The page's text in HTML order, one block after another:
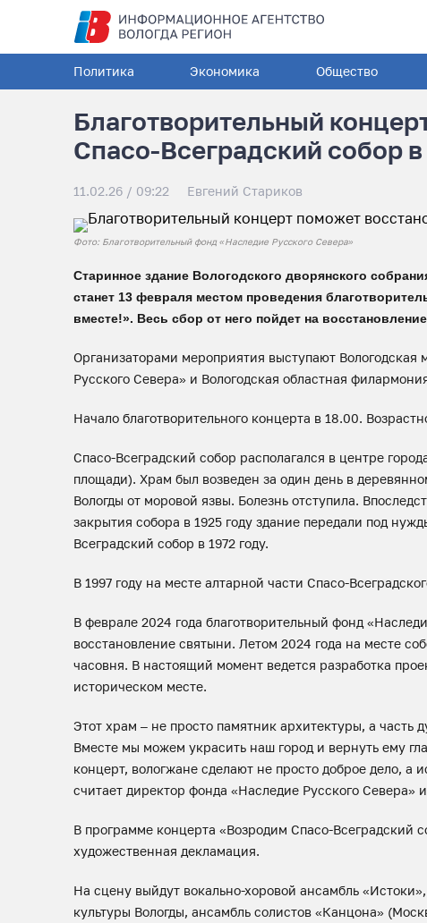
Политика Экономика Общество
Благотворительный
Спасо-Всеградский собор
11.02.26 / 09:22 Евгений Стариков
Фото: Благотворительный фонд «Наследие Русского Севера»
Старинное здание Вологодского дворянского
станет 13 февраля местом проведения
вместе!». Весь сбор от него пойдет на
Организаторами мероприятия выступают
Русского Севера» и Вологодская областная
Начало благотворительного концерта в 18.00.
Спасо-Всеградский собор располагался в центре
площади). Храм был возведен за один день в
Вологды от моровой язвы. Болезнь отступила.
закрытия собора в 1925 году здание передали под
Всеградский собор в 1972 году.
В 1997 году на месте алтарной части Спасо-
В феврале 2024 года благотворительный фонд
восстановление святыни. Летом 2024 года на месте
часовня. В настоящий момент ведется разработка
историческом месте.
Этот храм – не просто памятник архитектуры, а
Вместе мы можем украсить наш город и вернуть ему
концерт, вологжане сделают не просто доброе дело, а
считает директор фонда «Наследие Русского Севера»
В программе концерта «Возродим Спасо-Всеградский
художественная декламация.
На сцену выйдут вокально-хоровой ансамбль
культуры Вологды, ансамбль солистов «Канцона»